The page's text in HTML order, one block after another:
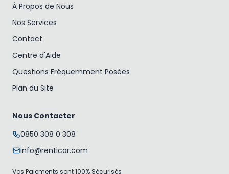
À Propos de Nous
Nos Services
Contact
Centre d'Aide
Questions Fréquemment Posées
Plan du Site
Nous Contacter
0850 308 0 308
info@renticar.com
Vos Paiements sont 100% Sécurisés